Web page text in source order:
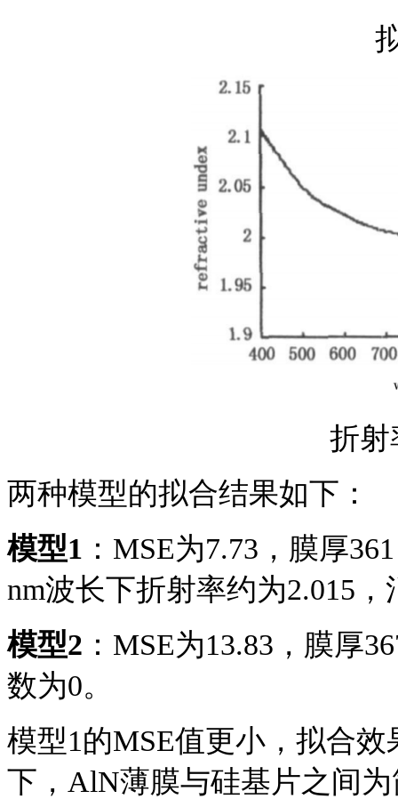
折射
两种模型的拟合结果如下：
模型1 ： MSE为7.73，膜厚
nm波长下折射率约为2.015
模型2 ： MSE为13.83，膜厚
数为0。
模型1的MSE值更小，拟合
下，AlN薄膜与硅基片之间